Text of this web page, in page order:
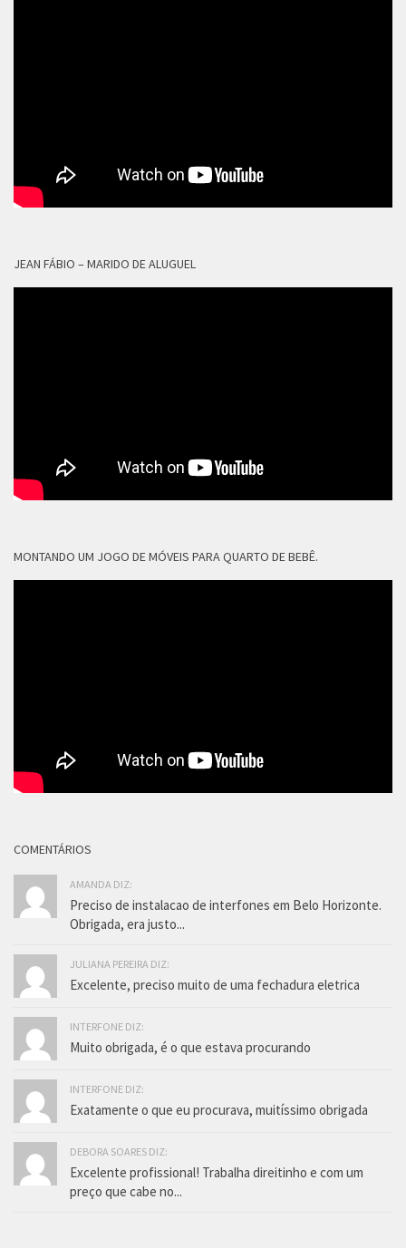
JEAN FÁBIO – MARIDO DE ALUGUEL
MONTANDO UM JOGO DE MÓVEIS PARA QUARTO DE BEBÊ.
COMENTÁRIOS
AMANDA DIZ:
Preciso de instalacao de interfones em Belo Horizonte.
Obrigada, era justo...
JULIANA PEREIRA DIZ:
Excelente, preciso muito de uma fechadura eletrica
INTERFONE DIZ:
Muito obrigada, é o que estava procurando
INTERFONE DIZ:
Exatamente o que eu procurava, muitíssimo obrigada
DEBORA SOARES DIZ:
Excelente profissional! Trabalha direitinho e com um
preço que cabe no...